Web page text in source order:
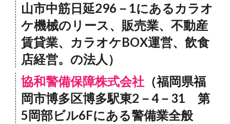
山市中筋日延296－1にあるカラオ
ケ機械のリース、販売業、不動産
賃貸業、カラオケBOX運営、飲食
店経営。の法人）
協和警備保障株式会社 （福岡県福
岡市博多区博多駅東2－4－31 第
5岡部ビル6Fにある警備業全般